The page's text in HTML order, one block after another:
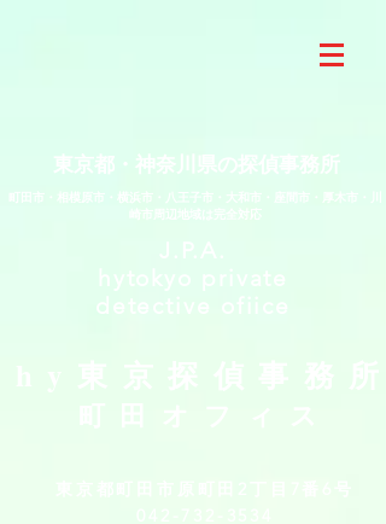
東京都・神奈川県の探偵事務所
​町田市・相模原市・横浜市・八王子市・大和市・座間市・厚木市・川
崎市周辺地域は完全対応
J.P.A.
hytokyo private
detective ofiice